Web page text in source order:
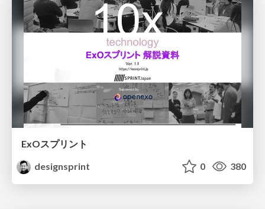
ExOスプリント
designsprint
0 380